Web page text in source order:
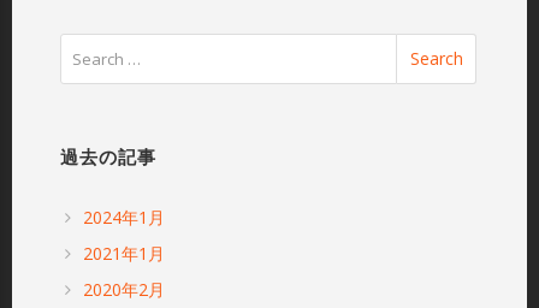
過去の記事
2024年1月
2021年1月
2020年2月